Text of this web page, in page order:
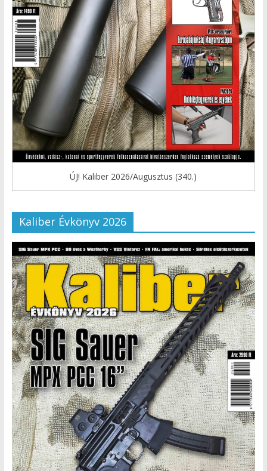
ÚJ! Kaliber 2026/Augusztus (340.)
Kaliber Évkönyv 2026